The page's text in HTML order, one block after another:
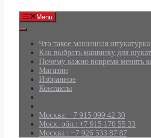
Menu
Что такое машинная штукатурка
Как выбрать машинку для
Почему важно вовремя менять
Магазин
Избранное
Контакты
Москва: +7 915 099 42 30
Моск. обл.: +7 915 170 55 33
Москва : +7 926 533 87 87